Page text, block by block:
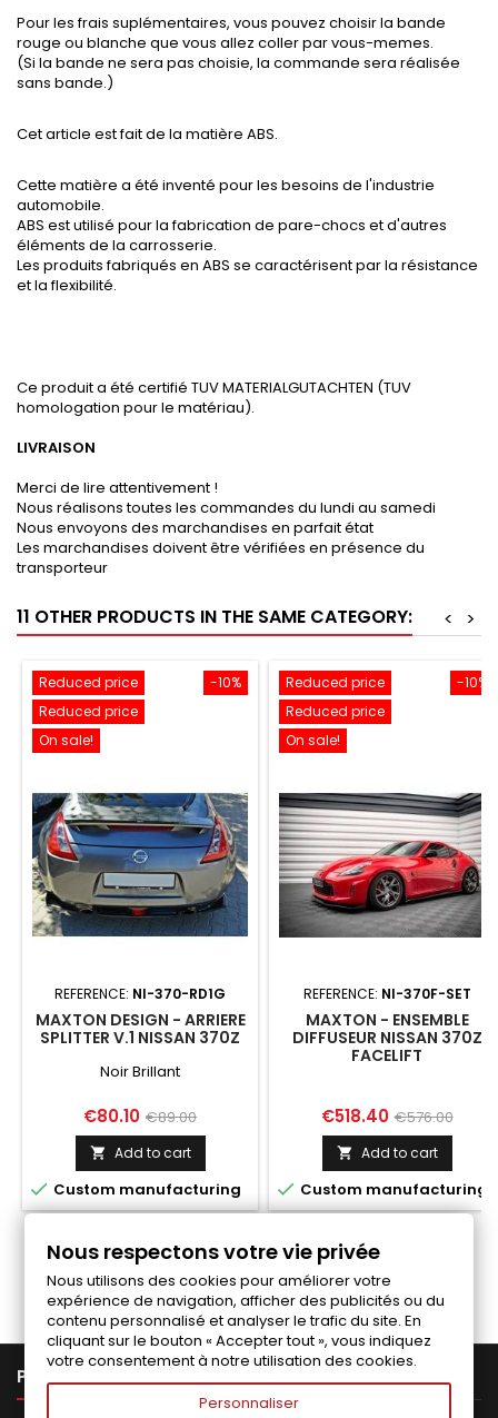
Pour les frais suplémentaires, vous pouvez choisir la bande
rouge ou blanche que vous allez coller par vous-memes.
(Si la bande ne sera pas choisie, la commande sera réalisée
sans bande.)
Cet article est fait de la matière ABS.
Cette matière a été inventé pour les besoins de l'industrie
automobile.
ABS est utilisé pour la fabrication de pare-chocs et d'autres
éléments de la carrosserie.
Les produits fabriqués en ABS se caractérisent par la résistance
et la flexibilité.
Ce produit a été certifié TUV MATERIALGUTACHTEN (TUV
homologation pour le matériau).
LIVRAISON
Merci de lire attentivement !
Nous réalisons toutes les commandes du lundi au samedi
Nous envoyons des marchandises en parfait état
Les marchandises doivent être vérifiées en présence du
transporteur
11 OTHER PRODUCTS IN THE SAME CATEGORY: >
<
-10%
Reduced price
Reduced price
On sale!
REFERENCE: NI-370-RD1G
MAXTON DESIGN - ARRIERE
SPLITTER V.1 NISSAN 370Z
Noir Brillant
Price
€80.10 Regular
price
€89.00
 Add to cart
 Custom manufacturing
-10%
Reduced price
Reduced price
On sale!
REFERENCE: NI-370F-SET
MAXTON - ENSEMBLE
DIFFUSEUR NISSAN 370Z
FACELIFT
Price
€518.40 Regular
price
€576.00
 Add to cart
 Custom manufacturing
Follow us on Facebook
PRODUCTS
Nous respectons votre vie privée
Nous utilisons des cookies pour améliorer votre
expérience de navigation, afficher des publicités ou du
contenu personnalisé et analyser le trafic du site. En
cliquant sur le bouton « Accepter tout », vous indiquez
votre consentement à notre utilisation des cookies.
Personnaliser